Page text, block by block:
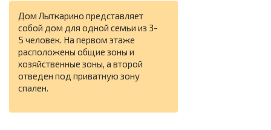
Дом Лыткарино представляет
собой дом для одной семьи из 3-
5 человек. На первом этаже
расположены общие зоны и
хозяйственные зоны, а второй
отведен под приватную зону
спален.